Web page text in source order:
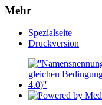
Mehr
Spezialseite
Druckversion